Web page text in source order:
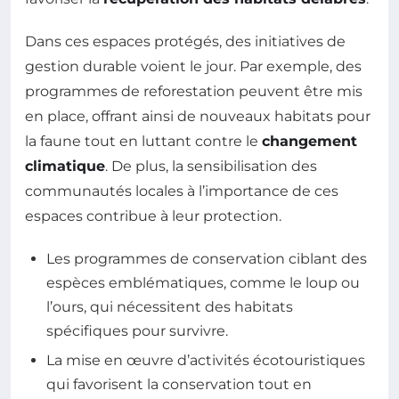
Dans ces espaces protégés, des initiatives de
gestion durable voient le jour. Par exemple, des
programmes de reforestation peuvent être mis
en place, offrant ainsi de nouveaux habitats pour
la faune tout en luttant contre le changement
climatique. De plus, la sensibilisation des
communautés locales à l’importance de ces
espaces contribue à leur protection.
Les programmes de conservation ciblant des
espèces emblématiques, comme le loup ou
l’ours, qui nécessitent des habitats
spécifiques pour survivre.
La mise en œuvre d’activités écotouristiques
qui favorisent la conservation tout en